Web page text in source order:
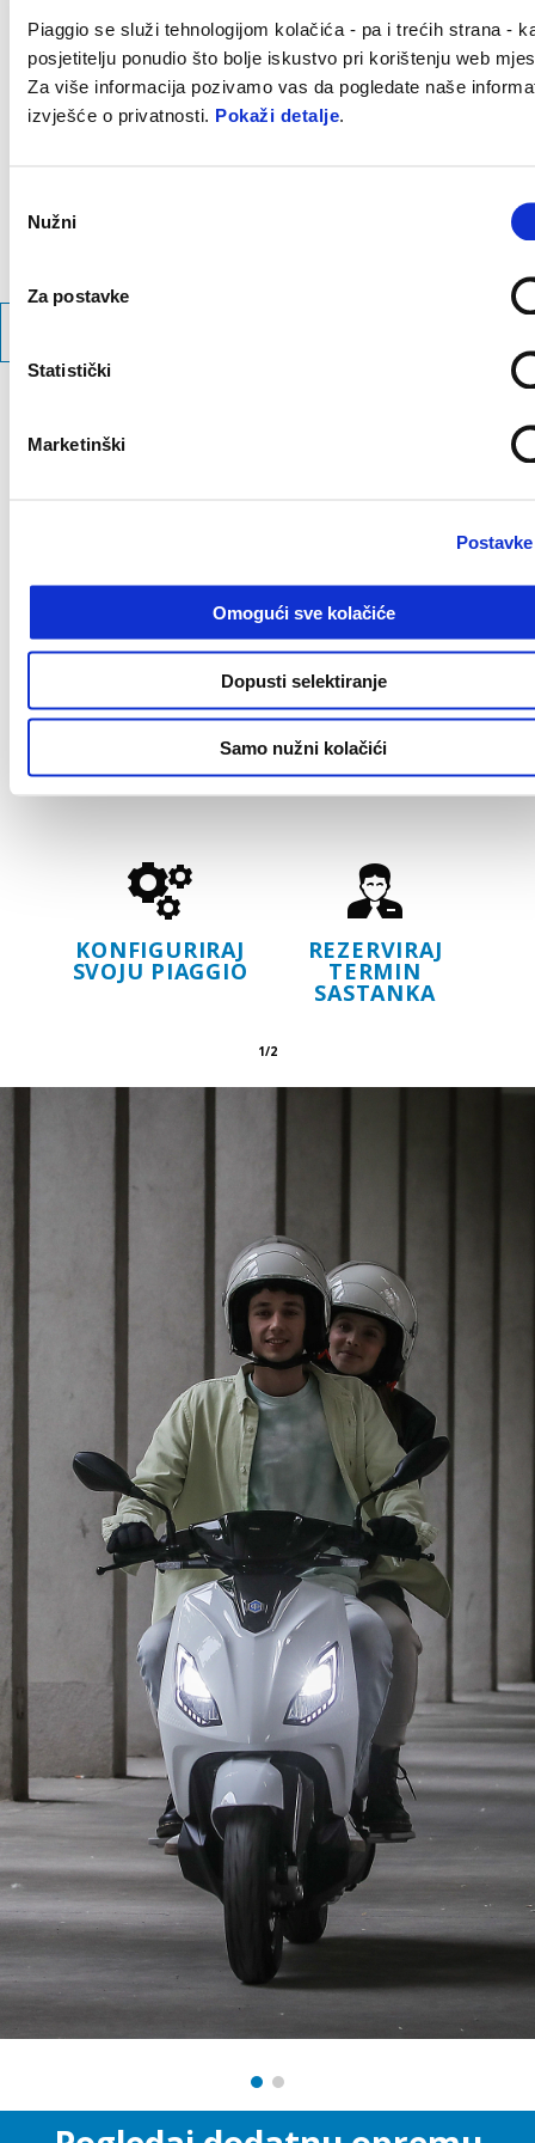
Piaggio se služi tehnologijom kolačića - pa i trećih strana -
posjetitelju ponudio što bolje iskustvo pri korištenju web
Za više informacija pozivamo vas da pogledate naše
izvješće o privatnosti. Pokaži detalje.
pristanka
Nužni
Za postavke
Statistički
Marketinški
Postavke
Omogući sve kolačiće
Dopusti selektiranje
Samo nužni kolačići
Više
Više informacija o
Više informacija o
Više
Više
Više
REZERVIRAJ
PROBNU
PRONAĐI
PRODAVATELJA
KONFIGURIRAJ
SVOJU PIAGGIO
REZERVIRAJ
TERMIN
SASTANKA
1/2